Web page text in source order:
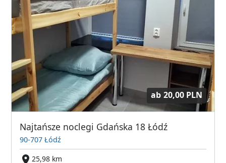
ab 20,00 PLN
Najtańsze noclegi Gdańska 18 Łódź
90-707 Łódź
25,98 km